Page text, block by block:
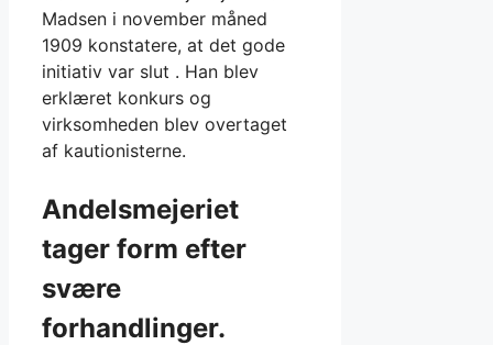
Madsen i november måned
1909 konstatere, at det gode
initiativ var slut . Han blev
erklæret konkurs og
virksomheden blev overtaget
af kautionisterne.
Andelsmejeriet
tager form efter
svære
forhandlinger.